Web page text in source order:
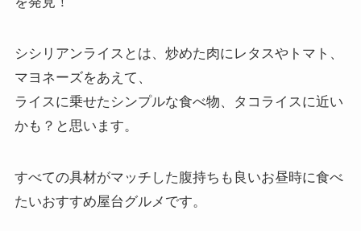
マヨネーズをあえて、
ライスに乗せたシンプルな食べ物、タコライスに近い
かも？と思います。
たいおすすめ屋台グルメです。